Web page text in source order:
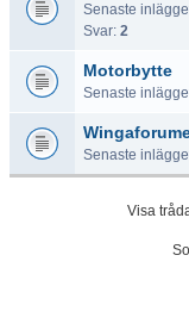
Senaste
Svar: 2
Motorbytte
Senaste
Senaste
Visa